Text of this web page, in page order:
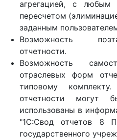
агрегацией, с любым
пересчетом
заданным
Возможность
отчетности.
Возможность
отраслевых форм
типовому
отчетности могут
использованы в
"1С:Свод отчетов 8
государственного